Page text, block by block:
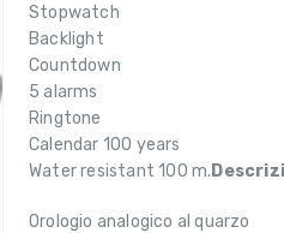
Stopwatch
Backlight
Countdown
5 alarms
Ringtone
Calendar 100 years
Water resistant 100 m.
Orologio analogico al quarzo